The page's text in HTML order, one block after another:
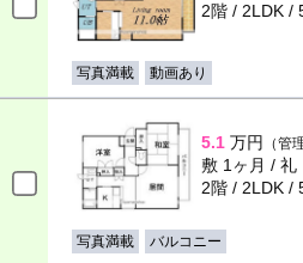
2階 / 2LDK /
写真満載 動画あり
5.1 万円 （管
敷 1ヶ月 / 礼
2階 / 2LDK /
写真満載 バルコニー